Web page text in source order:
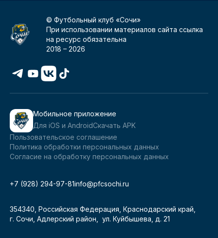
© Футбольный клуб «Сочи»
При использовании материалов сайта ссылка
на ресурс обязательна
2018 –2026
Мобильное приложение
Для iOS и AndroidСкачать APK
Пользовательское соглашение
Политика обработки персональных данных
Согласие на обработку персональных данных
+7 (928) 294-97-81info@pfcsochi.ru
354340, Российская Федерация, Краснодарский край,
г. Сочи, Адлерский район, ул. Куйбышева, д. 21